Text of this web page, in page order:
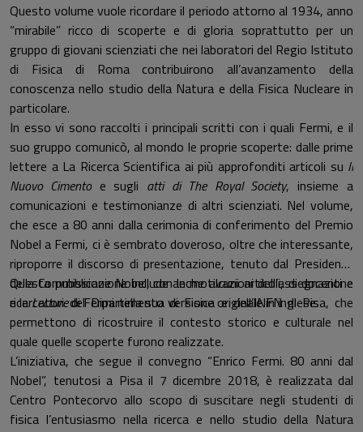
Questo volume vuole ricordare il periodo attorno al 1934, anno
“mirabile” ricco di scoperte e di gloria soprattutto per un
gruppo di giovani scienziati che nei laboratori del Regio Istituto
di Fisica di Roma contribuirono all’avanzamento della
conoscenza nello studio della Natura e della Fisica Nucleare in
particolare.
In esso vi sono raccolti i principali scritti con i quali Fermi, e il
suo gruppo comunicò, al mondo le proprie scoperte: dalle prime
lettere a La Ricerca Scientifica ai più approfonditi articoli su Il
Nuovo Cimentoe sugli atti di The Royal Society, insieme a
comunicazioni e testimonianze di altri scienziati. Nel volume,
che esce a 80 anni dalla cerimonia di conferimento del Premio
Nobel a Fermi, ci è sembrato doveroso, oltre che interessante,
riproporre il discorso di presentazione, tenuto dal Presidente
della Commissione Nobel, con le motivazioni dell’assegnazione
e laLecturedi Fermi nella sua versione originale in inglese.
Questa pubblicazione include anche alcuni articoli, di docenti e
ricercatori del Dipartimento di Fisica e dell’INFN di Pisa, che
permettono di ricostruire il contesto storico e culturale nel
quale quelle scoperte furono realizzate.
L’iniziativa, che segue il convegno “Enrico Fermi. 80 anni dal
Nobel”, tenutosi a Pisa il 7 dicembre 2018, è realizzata dal
Centro Pontecorvo allo scopo di suscitare negli studenti di
fisica l’entusiasmo nella ricerca e nello studio della Natura